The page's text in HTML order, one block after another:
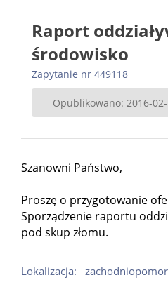
Raport
środowisko
Zapytanie nr 449118
Opublikowano: 2016-
Szanowni Państwo,
Proszę o przygotowanie
Sporządzenie raportu
pod skup złomu.
Lokalizacja: